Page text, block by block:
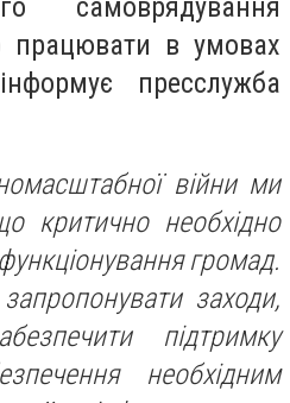
працювати в умовах
пресслужба
війни ми
критично необхідно
громад.
заходи,
підтримку
необхідним